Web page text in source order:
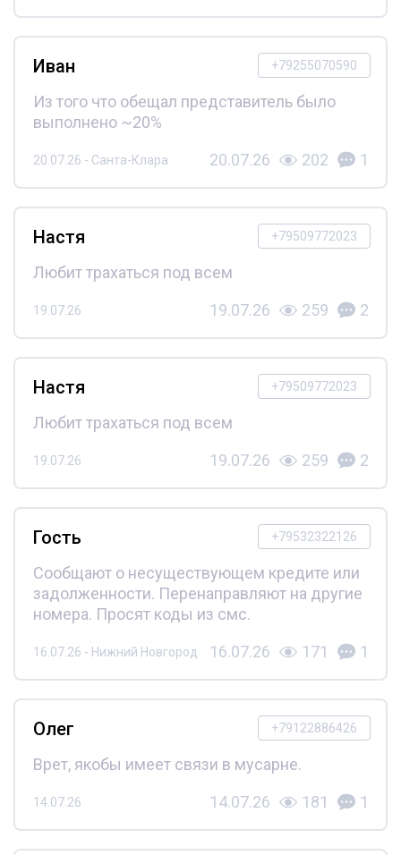
+79255070590
Иван
Из того что обещал представитель было
выполнено ~20%
20.07.26 - Санта-Клара 20.07.26 202 1
+79509772023
Настя
Любит трахаться под всем
19.07.26 19.07.26 259 2
+79509772023
Настя
Любит трахаться под всем
19.07.26 19.07.26 259 2
+79532322126
Гость
Сообщают о несуществующем кредите или
задолженности. Перенаправляют на другие
номера. Просят коды из смс.
16.07.26 - Нижний Новгород 16.07.26 171 1
+79122886426
Олег
Врет, якобы имеет связи в мусарне.
14.07.26 14.07.26 181 1